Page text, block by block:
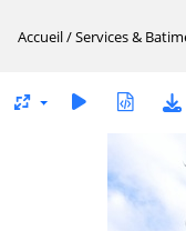
Accueil/Services &